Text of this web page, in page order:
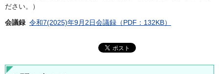
ださい。）
会議録 令和7(2025)年9月2日会議録（PDF：132KB）